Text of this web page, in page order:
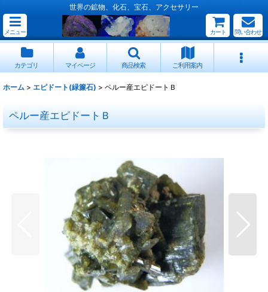
世界の鉱物、化石、宝石、アクセサリー
メニュー カート 問い合わせ
カテゴリ マイページ 商品検索 ご利用案内
ホーム > エピドート(緑簾石) > ペルー産エピドートＢ
ペルー産エピドートＢ